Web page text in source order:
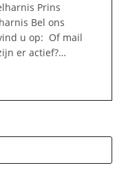
Prins
Bel ons
u op: Of mail
er actief?…
op